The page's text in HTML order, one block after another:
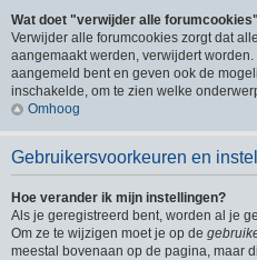
Wat doet "verwijder alle
Verwijder alle forumcookies zorgt dat
aangemaakt werden, verwijdert
aangemeld bent en geven ook de
inschakelde, om te zien welke
Omhoog
Gebruikersvoorkeuren en
Hoe verander ik mijn instellingen?
Als je geregistreerd bent, worden al je
Om ze te wijzigen moet je op de
meestal bovenaan op de pagina, maar